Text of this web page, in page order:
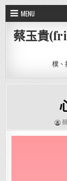
Skip to content
MENU
蔡玉貴
樸、